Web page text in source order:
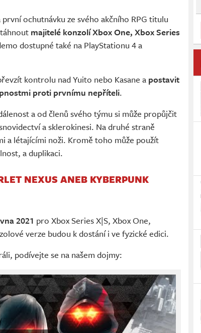
ochutnávku ze svého akčního RPG titulu
majitelé konzolí Xbox One, Xbox Series
dostupné také na PlayStationu 4 a
kontrolu nad Yuito nebo Kasane a postavit
proti prvnímu nepříteli.
a od členů svého týmu si může propůjčit
a sklerokinesi. Na druhé straně
a létajícími noži. Kromě toho může použít
a duplikaci.
NEXUS ANEB KYBERPUNK
2021 pro Xbox Series X|S, Xbox One,
verze budou k dostání i ve fyzické edici.
podívejte se na našem dojmy: